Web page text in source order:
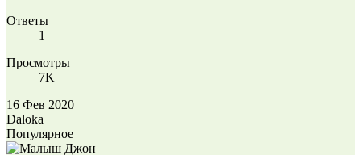
Ответы
1
Просмотры
7K
16 Фев 2020
Daloka
Популярное